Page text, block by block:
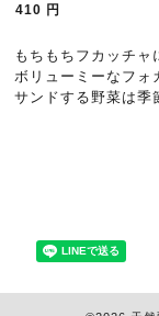
410 円
もちもちフカッチャ
ボリューミーなフォ
サンドする野菜は季